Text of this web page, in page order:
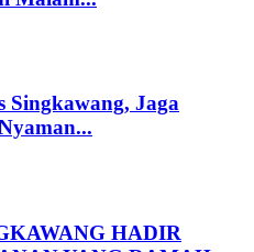
Singkawang, Jaga
HADIR